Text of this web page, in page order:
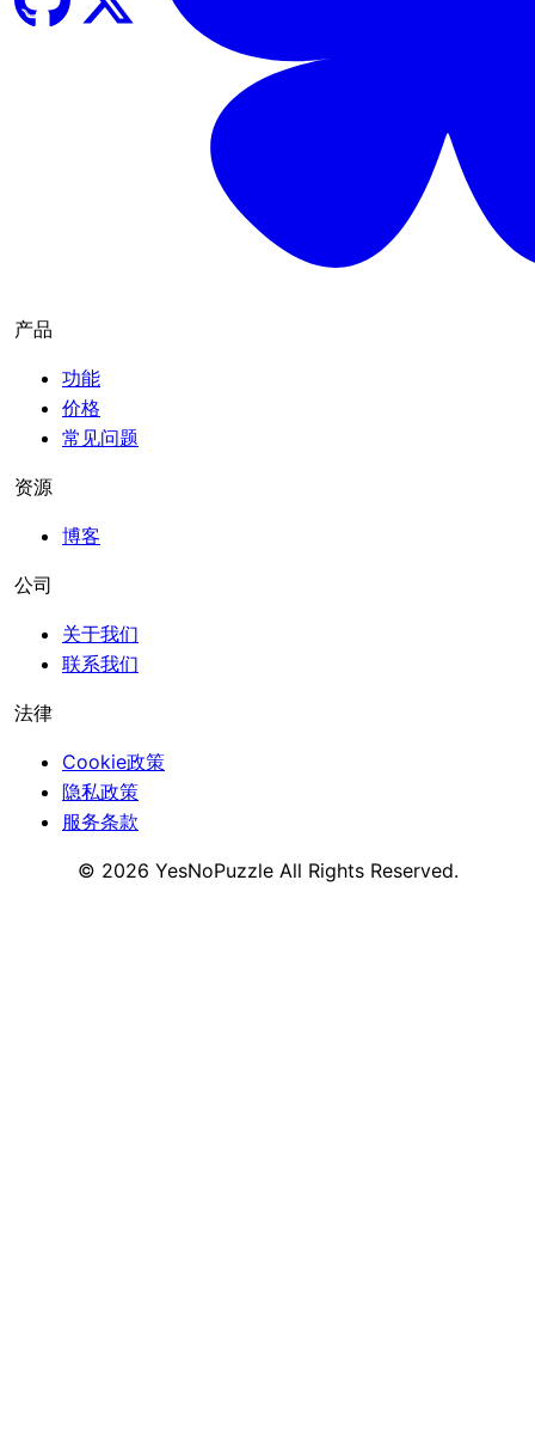
产品
功能
价格
常见问题
资源
博客
公司
关于我们
联系我们
法律
Cookie政策
隐私政策
服务条款
© 2026 YesNoPuzzleAll Rights Reserved.